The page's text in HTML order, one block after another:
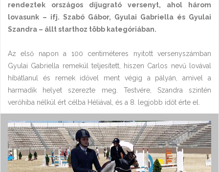
rendeztek országos díjugrató versenyt, ahol három
lovasunk – ifj. Szabó Gábor, Gyulai Gabriella és Gyulai
Szandra – állt starthoz több kategóriában.
Az első napon a 100 centiméteres nyitott versenyszámban
Gyulai Gabriella remekül teljesített, hiszen Carlos nevű lovával
hibátlanul és remek idővel ment végig a pályán, amivel a
harmadik helyet szerezte meg. Testvére, Szandra szintén
verőhiba nélkül ért célba Héliával, és a 8. legjobb időt érte el.